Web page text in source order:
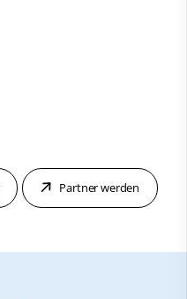
Partner werden